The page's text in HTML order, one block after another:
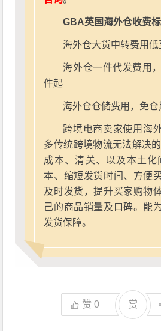
GBA英国海外仓收费标
海外仓大货中转费用
海外仓一件代发费用
件起
海外仓仓储费用，免仓
跨境电商卖家使用海
多传统跨境物流无法解决
成本、清关、以及本土化
本、缩短发货时间、方便
及时发货，提升买家购物
己的商品销量及口碑。能
发货保障。
赞0 赏